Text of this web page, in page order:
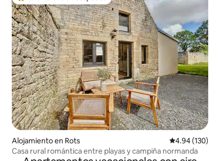
Alojamiento en Rots Calificación
4.94 (130)
Casa rural romántica entre playas y campiña normanda